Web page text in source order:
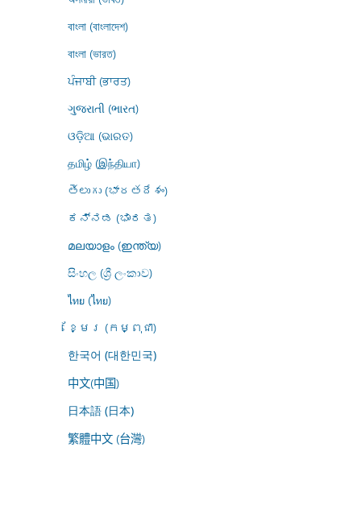
বাংলা (বাংলাদেশ)
বাংলা (ভারত)
ਪੰਜਾਬੀ (ਭਾਰਤ)
ગુજરાતી (ભારત)
ଓଡ଼ିଆ (ଭାରତ)
தமிழ் (இந்தியா)
తెలుగు (భారతదేశం)
ಕನ್ನಡ (ಭಾರತ)
മലയാളം (ഇന്ത്യ)
සිංහල (ශ්‍රී ලංකාව)
ไทย (ไทย)
ខ្មែរ (កម្ពុជា)
한국어 (대한민국)
中文(中国)
日本語 (日本)
繁體中文 (台灣)